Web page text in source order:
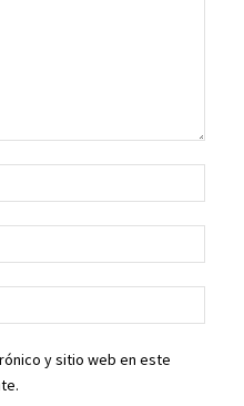
web:
y sitio web en este